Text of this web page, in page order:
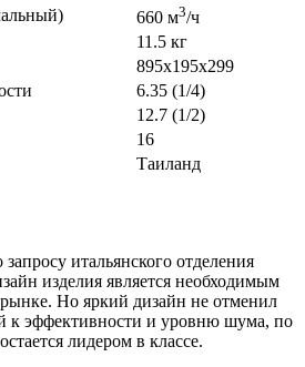
660 м3/ч
11.5 кг
895x195x299
6.35 (1/4)
12.7 (1/2)
16
Таиланд
итальянского отделения
изделия является необходимым
Но яркий дизайн не отменил
к эффективности и уровню шума, по
лидером в классе.